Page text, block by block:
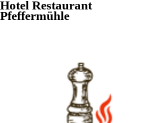
Hotel Restaurant
Pfeffermühle